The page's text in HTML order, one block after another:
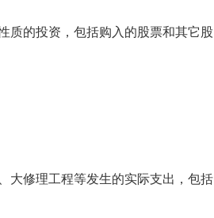
质的投资，包括购入的股票和其它股
大修理工程等发生的实际支出，包括